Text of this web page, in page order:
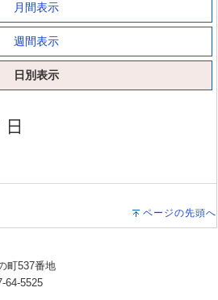
月間表示
週間表示
日別表示
ページの先頭へ
町537番地
64-5525